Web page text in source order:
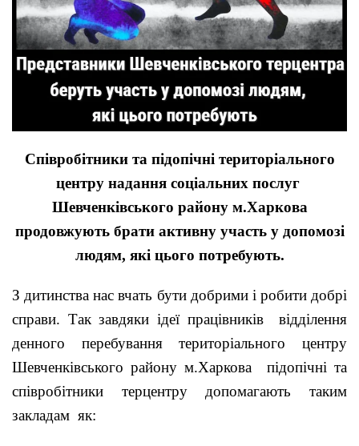
Співробітники та підопічні територіального
центру надання соціальних послуг
Шевченківського району м.Харкова
продовжують брати активну участь у допомозі
людям, які цього потребують.
З дитинства нас вчать бути добрими і робити добрі
справи. Так завдяки ідеї працівників відділення
денного перебування територіального центру
Шевченківського району м.Харкова підопічні та
співробітники терцентру допомагають таким
закладам як: